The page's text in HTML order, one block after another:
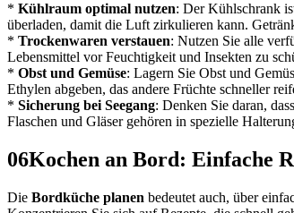
* Kühlraum optimal nutzen: Der Kühlschrank
überladen, damit die Luft zirkulieren kann.
* Trockenwaren verstauen: Nutzen Sie alle
Lebensmittel vor Feuchtigkeit und Insekten zu
* Obst und Gemüse: Lagern Sie Obst und
Ethylen abgeben, das andere Früchte schneller
* Sicherung bei Seegang: Denken Sie daran,
Flaschen und Gläser gehören in spezielle
06Kochen an Bord: Einfache
Die Bordküche planen bedeutet auch, über